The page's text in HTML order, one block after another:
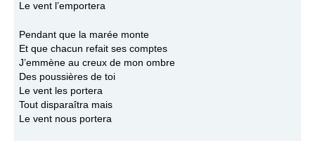
Le vent l’emportera
Pendant que la marée monte
Et que chacun refait ses comptes
J’emmène au creux de mon ombre
Des poussières de toi
Le vent les portera
Tout disparaîtra mais
Le vent nous portera